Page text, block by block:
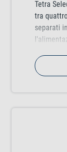
Tetra
tra
separati